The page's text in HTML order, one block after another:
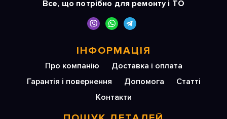
Все, що потрібно для ремонту і ТО
ІНФОРМАЦІЯ
Про компанію
Доставка і оплата
Гарантія і повернення
Допомога
Статті
Контакти